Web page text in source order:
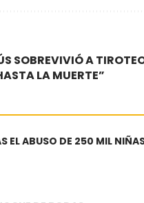
SOBREVIVIÓ A
LA MUERTE”
EL ABUSO DE 250 MIL